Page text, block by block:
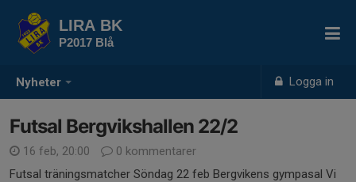
Nyheter Logga in
LIRA BK
P2017 Blå
Futsal Bergvikshallen 22/2
16 feb, 20:00
0 kommentarer
Futsal träningsmatcher Söndag 22 feb Bergvikens gympasal Vi